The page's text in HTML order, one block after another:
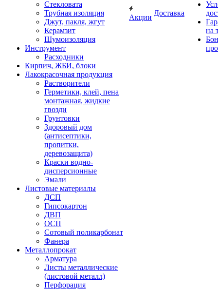
Стекловата
Трубная изоляция
Джут, пакля, жгут
Керамзит
Шумоизоляция
Инструмент
Расходники
Кирпич, ЖБИ, блоки
Лакокрасочная продукция
Растворители
Герметики, клей, пена
монтажная, жидкие
гвозди
Грунтовки
Здоровый дом
(антисептики,
пропитки,
деревозащита)
Краски водно-
дисперсионные
Эмали
Листовые материалы
ДСП
Гипсокартон
ДВП
ОСП
Сотовый поликарбонат
Фанера
Металлопрокат
Арматура
Листы металлические
(листовой металл)
Перфорация
Акции
Доставка
на